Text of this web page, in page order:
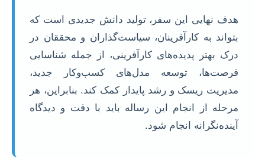
هدف نهایی این سفر، تولید دانش جدیدی است که
بتواند به کارآفرینان، سیاست‌گذاران و محققان در
درک بهتر پدیده‌های کارآفرینی، از جمله شناسایی
فرصت‌ها، توسعه مدل‌های کسب‌وکار جدید،
مدیریت ریسک و رشد پایدار کمک کند. بنابراین، هر
مرحله از انجام این رساله باید با دقت و دیدگاه
آینده‌نگرانه انجام شود.